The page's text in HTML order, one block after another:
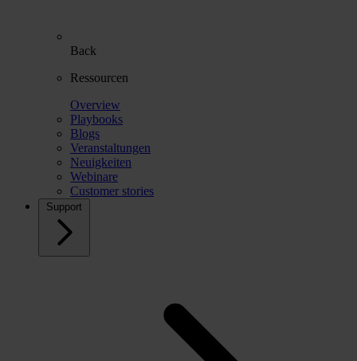
Back
Ressourcen
Overview
Playbooks
Blogs
Veranstaltungen
Neuigkeiten
Webinare
Customer stories
Support